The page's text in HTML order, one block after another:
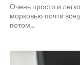
Очень просто и
морковью почти
потом...